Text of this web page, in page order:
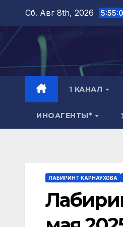
Перейти
содержимому
Сб. Авг 8th, 2026
1 КАНАЛ
ИНОАГЕНТЫ*
ЛАБИРИНТ КАРНАУХОВА